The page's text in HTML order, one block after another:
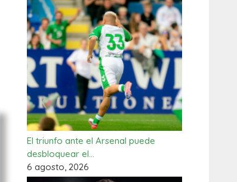
El triunfo ante el Arsenal puede
desbloquear el…
6 agosto, 2026